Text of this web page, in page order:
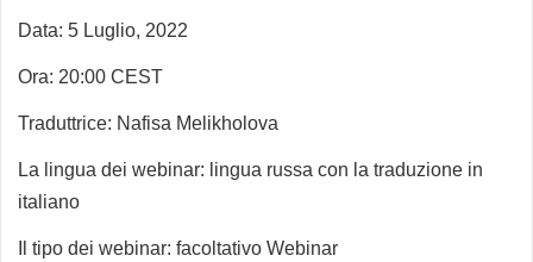
Data: 5 Luglio, 2022
Ora: 20:00 CEST
Traduttrice: Nafisa Melikholova
La lingua dei webinar: lingua russa con la traduzione in
italiano
Il tipo dei webinar: facoltativo Webinar